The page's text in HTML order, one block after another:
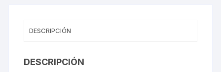
DESCRIPCIÓN
DESCRIPCIÓN